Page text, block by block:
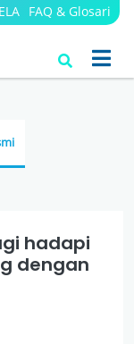
FAQ & Glosari
hadapi
dengan